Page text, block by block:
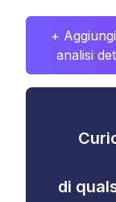
+
analisi
di